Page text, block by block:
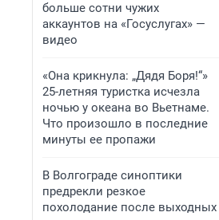
больше сотни чужих
аккаунтов на «Госуслугах» —
видео
«Она крикнула: „Дядя Боря!“»
25-летняя туристка исчезла
ночью у океана во Вьетнаме.
Что произошло в последние
минуты ее пропажи
В Волгограде синоптики
предрекли резкое
похолодание после выходных